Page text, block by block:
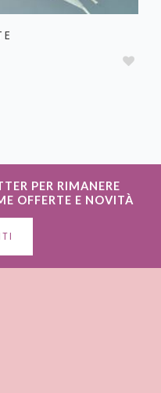
PER RIMANERE
OFFERTE E NOVITÀ